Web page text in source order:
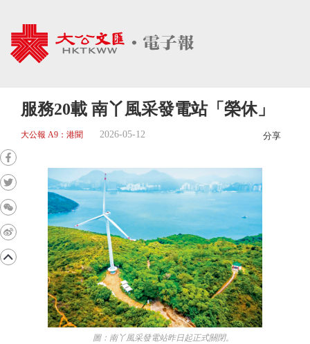
服務20載 南丫風采發電站「榮休」
大公報 A9：港聞 2026-05-12 分享
圖：南丫風采發電站昨日起正式關閉。